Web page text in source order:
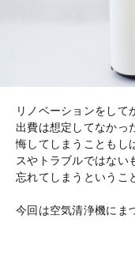
リノベーションをして
出費は想定してなかっ
悔してしまうこともし
スやトラブルではない
忘れてしまうというこ
今回は空気清浄機にま